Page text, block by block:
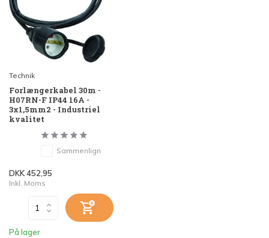
Technik
Forlængerkabel 30m -
H07RN-F IP44 16A -
3x1,5mm2 - Industriel
kvalitet
Sammenlign
DKK 452,95
Inkl. Moms
På lager